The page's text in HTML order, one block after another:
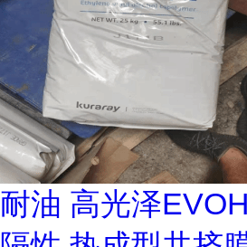
耐油 高光泽